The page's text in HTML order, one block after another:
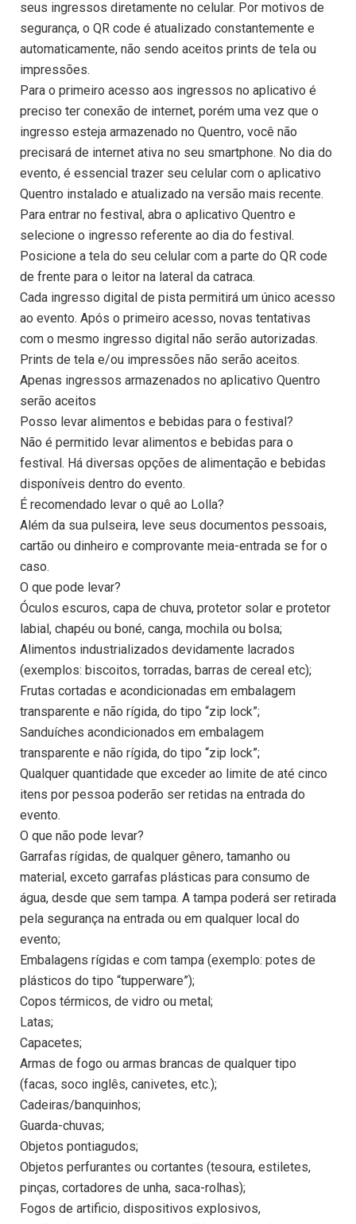
seus ingressos diretamente no celular. Por motivos de
segurança, o QR code é atualizado constantemente e
automaticamente, não sendo aceitos prints de tela ou
impressões.
Para o primeiro acesso aos ingressos no aplicativo é
preciso ter conexão de internet, porém uma vez que o
ingresso esteja armazenado no Quentro, você não
precisará de internet ativa no seu smartphone. No dia do
evento, é essencial trazer seu celular com o aplicativo
Quentro instalado e atualizado na versão mais recente.
Para entrar no festival, abra o aplicativo Quentro e
selecione o ingresso referente ao dia do festival.
Posicione a tela do seu celular com a parte do QR code
de frente para o leitor na lateral da catraca.
Cada ingresso digital de pista permitirá um único acesso
ao evento. Após o primeiro acesso, novas tentativas
com o mesmo ingresso digital não serão autorizadas.
Prints de tela e/ou impressões não serão aceitos.
Apenas ingressos armazenados no aplicativo Quentro
serão aceitos
Posso levar alimentos e bebidas para o festival?
Não é permitido levar alimentos e bebidas para o
festival. Há diversas opções de alimentação e bebidas
disponíveis dentro do evento.
É recomendado levar o quê ao Lolla?
Além da sua pulseira, leve seus documentos pessoais,
cartão ou dinheiro e comprovante meia-entrada se for o
caso.
O que pode levar?
Óculos escuros, capa de chuva, protetor solar e protetor
labial, chapéu ou boné, canga, mochila ou bolsa;
Alimentos industrializados devidamente lacrados
(exemplos: biscoitos, torradas, barras de cereal etc);
Frutas cortadas e acondicionadas em embalagem
transparente e não rígida, do tipo “zip lock”;
Sanduíches acondicionados em embalagem
transparente e não rígida, do tipo “zip lock”;
Qualquer quantidade que exceder ao limite de até cinco
itens por pessoa poderão ser retidas na entrada do
evento.
O que não pode levar?
Garrafas rígidas, de qualquer gênero, tamanho ou
material, exceto garrafas plásticas para consumo de
água, desde que sem tampa. A tampa poderá ser retirada
pela segurança na entrada ou em qualquer local do
evento;
Embalagens rígidas e com tampa (exemplo: potes de
plásticos do tipo “tupperware”);
Copos térmicos, de vidro ou metal;
Latas;
Capacetes;
Armas de fogo ou armas brancas de qualquer tipo
(facas, soco inglês, canivetes, etc.);
Cadeiras/banquinhos;
Guarda-chuvas;
Objetos pontiagudos;
Objetos perfurantes ou cortantes (tesoura, estiletes,
pinças, cortadores de unha, saca-rolhas);
Fogos de artificio, dispositivos explosivos,